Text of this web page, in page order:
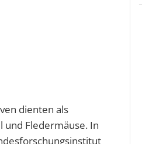
dienten als
und Fledermäuse. In